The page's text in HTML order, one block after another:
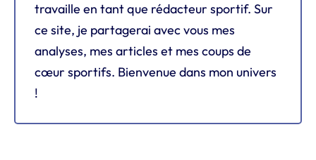
travaille en tant que rédacteur sportif. Sur
ce site, je partagerai avec vous mes
analyses, mes articles et mes coups de
cœur sportifs. Bienvenue dans mon univers
!